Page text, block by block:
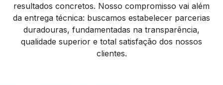
resultados concretos. Nosso compromisso vai além
da entrega técnica: buscamos estabelecer parcerias
duradouras, fundamentadas na transparência,
qualidade superior e total satisfação dos nossos
clientes.